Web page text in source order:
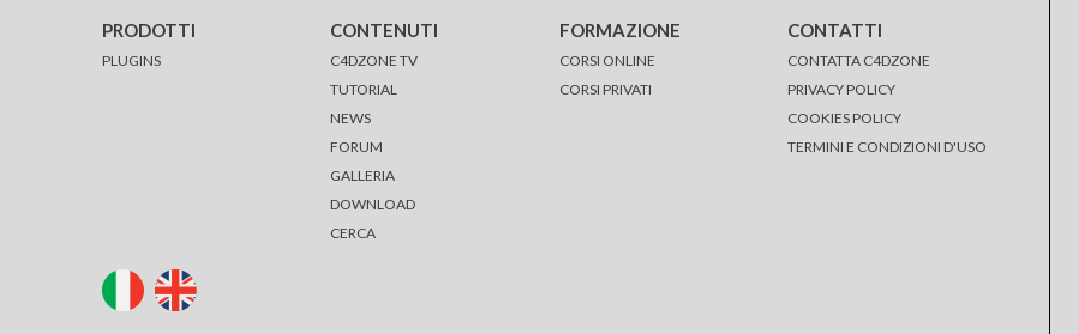
PRODOTTI
PLUGINS
CONTENUTI
C4DZONE TV
TUTORIAL
NEWS
FORUM
GALLERIA
DOWNLOAD
CERCA
FORMAZIONE
CORSI ONLINE
CORSI PRIVATI
CONTATTI
CONTATTA C4DZONE
PRIVACY POLICY
COOKIES POLICY
TERMINI E CONDIZIONI D'USO